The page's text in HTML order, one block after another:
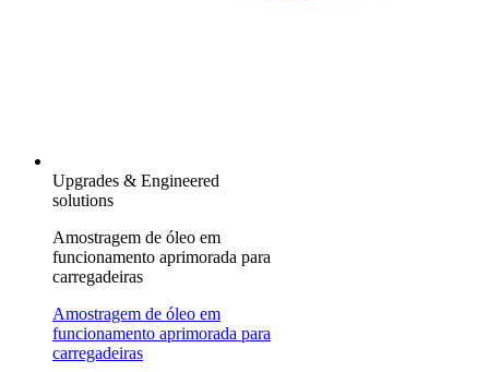
Upgrades & Engineered
solutions
Amostragem de óleo em
funcionamento aprimorada para
carregadeiras
Amostragem de óleo em
funcionamento aprimorada para
carregadeiras